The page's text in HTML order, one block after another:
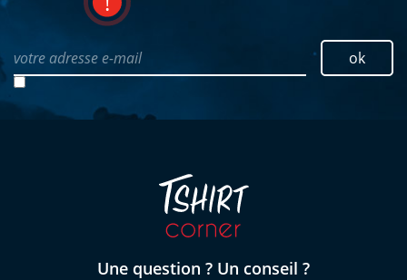
votre adresse e-mail ok
Une question ? Un conseil ?